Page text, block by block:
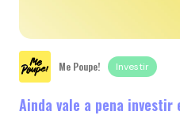
Me Poupe! Investir
Ainda vale a pena investir